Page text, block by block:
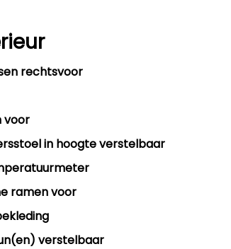
rechtsvoor
voor
in hoogte verstelbaar
ramen voor
verstelbaar